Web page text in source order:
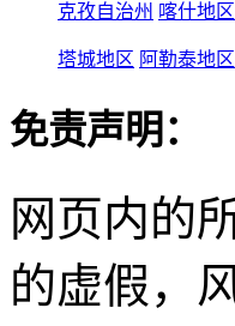
克孜自治州 喀什地区
塔城地区 阿勒泰地区
免责声明：
网页内的
的虚假，